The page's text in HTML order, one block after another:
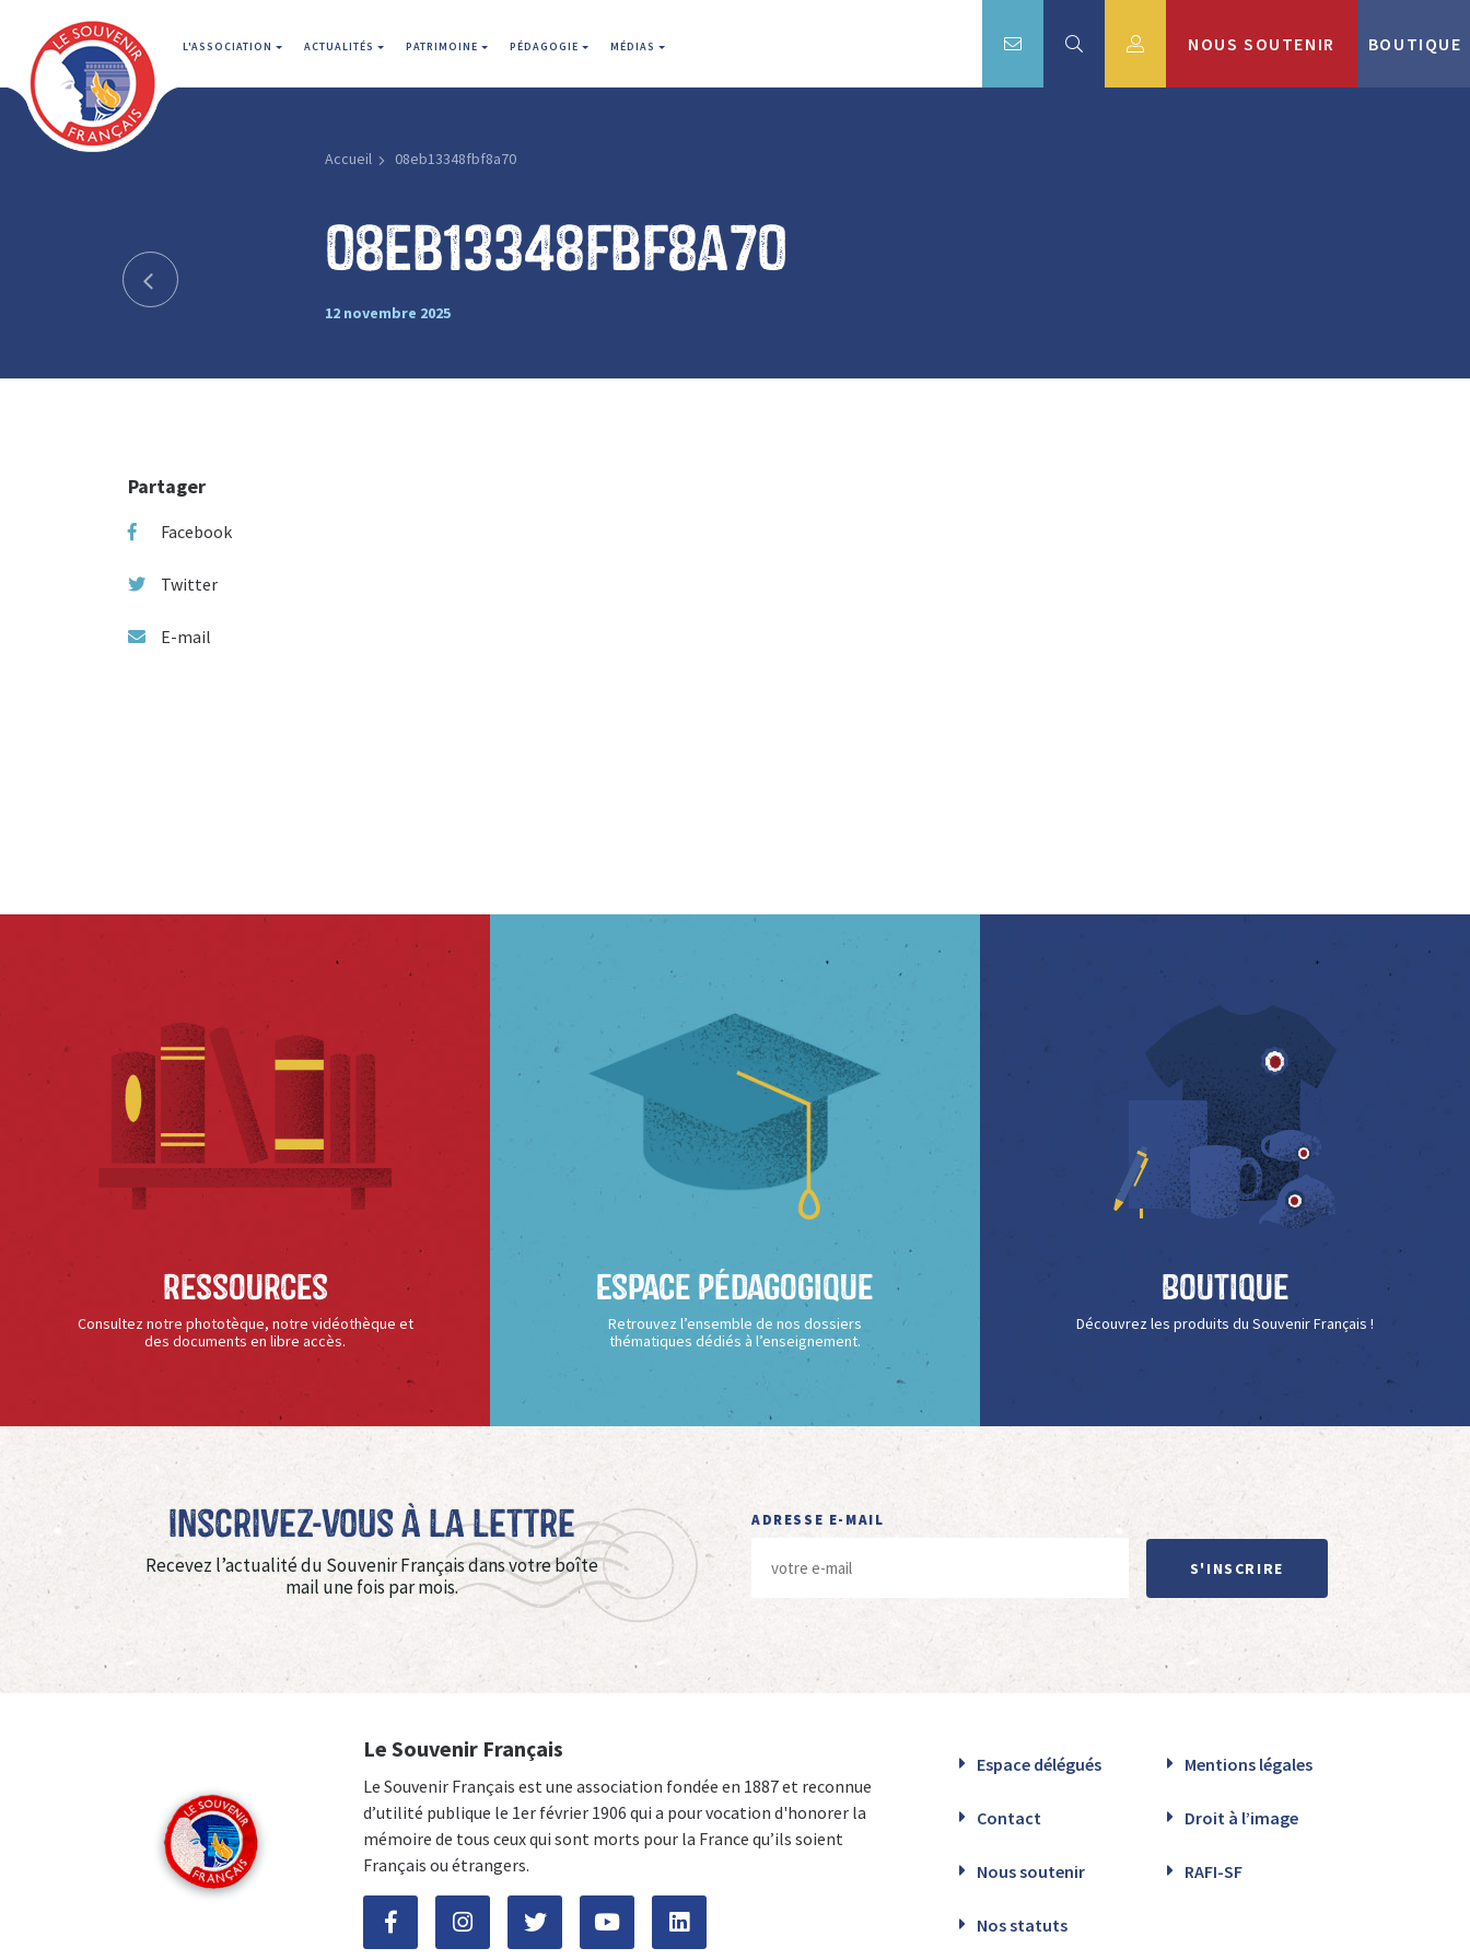
L'ASSOCIATION ACTUALITÉS PATRIMOINE PÉDAGOGIE MÉDIAS NOUS SOUTENIR BOUTIQUE
Accueil 08eb13348fbf8a70
08eb13348fbf8a70
12 novembre 2025
Partager
Facebook
Twitter
E-mail
Ressources
Consultez notre phototèque, notre vidéothèque et
des documents en libre accès.
Espace Pédagogique
Retrouvez l’ensemble de nos dossiers
thématiques dédiés à l’enseignement.
Boutique
Découvrez les produits du Souvenir Français !
Inscrivez-vous à La Lettre
Recevez l’actualité du Souvenir Français dans votre boîte
mail une fois par mois.
ADRESSE E-MAIL
S'INSCRIRE
Le Souvenir Français
Le Souvenir Français est une association fondée en 1887 et reconnue
d’utilité publique le 1er février 1906 qui a pour vocation d'honorer la
mémoire de tous ceux qui sont morts pour la France qu’ils soient
Français ou étrangers.
Espace délégués Mentions légales
Contact Droit à l’image
Nous soutenir RAFI-SF
Nos statuts